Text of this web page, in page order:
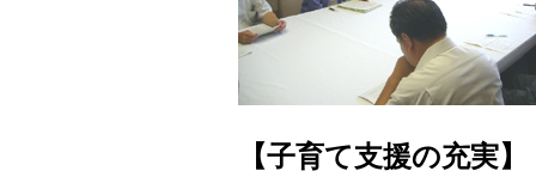
【子育て支援の充実】